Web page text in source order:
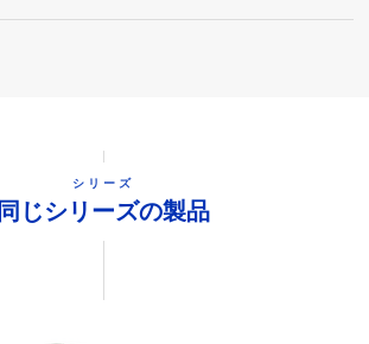
シリーズ
同じシリーズの製品